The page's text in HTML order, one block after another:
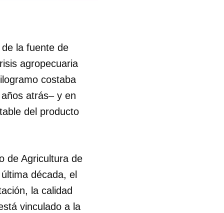
la fuente de
agropecuaria
costaba
atrás– y en
del producto
de Agricultura de
década, el
la calidad
vinculado a la